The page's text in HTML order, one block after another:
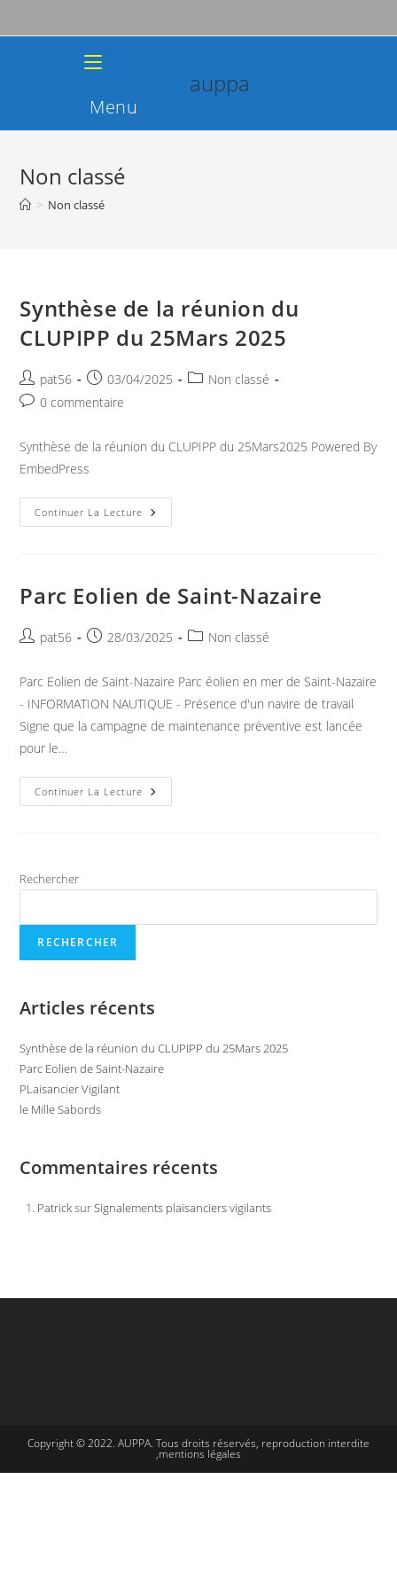
to
Menu
auppa
Non classé
> Non classé
Synthèse de la réunion du
CLUPIPP du 25Mars 2025
Auteur/autrice
de
pat56
Publication
publiée :
03/04/2025
PostNon classé
Commentaires
la
publication :
0 commentaire
Synthèse de la réunion du CLUPIPP du 25Mars2025 Powered By
EmbedPress
Continuer La Lecture Synthèse
De
Du
25Mars
Parc Eolien de Saint-Nazaire
Auteur/autrice
la
publication :
pat56
Publication
28/03/2025
PostNon classé
Parc Eolien de Saint-Nazaire Parc éolien en mer de Saint-Nazaire
- INFORMATION NAUTIQUE - Présence d'un navire de travail
Signe que la campagne de maintenance préventive est lancée
pour le…
Continuer La Lecture Parc
Eolien
Rechercher
RECHERCHER
Articles récents
Synthèse de la réunion du CLUPIPP du 25Mars 2025
Parc Eolien de Saint-Nazaire
PLaisancier Vigilant
le Mille Sabords
Commentaires récents
PatricksurSignalements plaisanciers vigilants
Copyright © 2022. AUPPA. Tous droits réservés, reproduction interdite
,mentions légales